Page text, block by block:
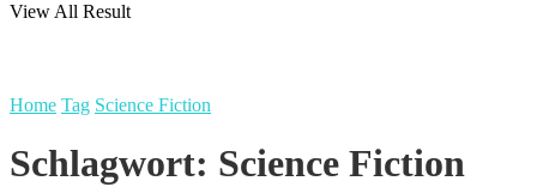
View All Result
Home Tag Science Fiction
Schlagwort: Science Fiction